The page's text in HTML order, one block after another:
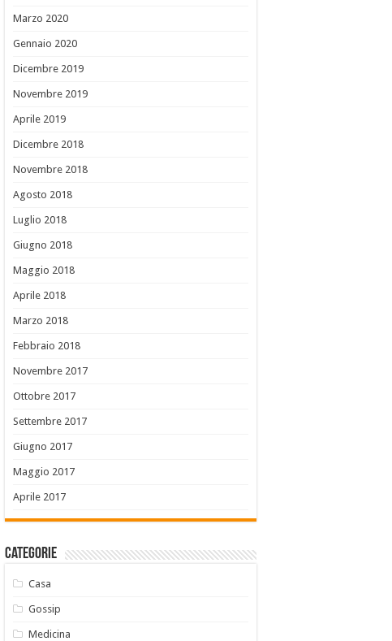
Marzo 2020
Gennaio 2020
Dicembre 2019
Novembre 2019
Aprile 2019
Dicembre 2018
Novembre 2018
Agosto 2018
Luglio 2018
Giugno 2018
Maggio 2018
Aprile 2018
Marzo 2018
Febbraio 2018
Novembre 2017
Ottobre 2017
Settembre 2017
Giugno 2017
Maggio 2017
Aprile 2017
Categorie
Casa
Gossip
Medicina